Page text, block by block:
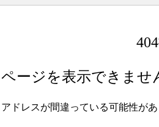
ページを表示できませ
アドレスが間違っている可能性が